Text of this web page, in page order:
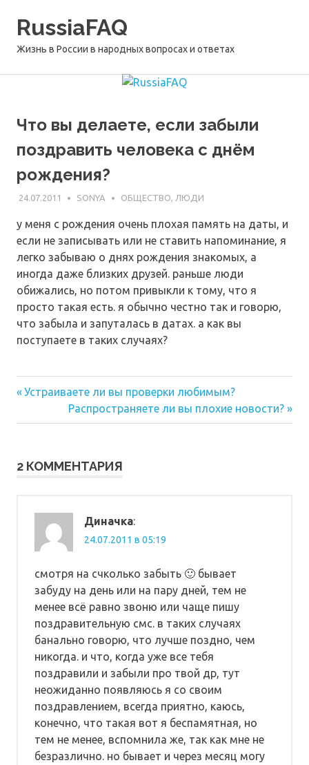
RussiaFAQ
Жизнь в России в народных вопросах и ответах
Что вы делаете, если забыли
поздравить человека с днём
рождения?
24.07.2011 SONYA ОБЩЕСТВО, ЛЮДИ
у меня с рождения очень плохая память на даты, и
если не записывать или не ставить напоминание, я
легко забываю о днях рождения знакомых, а
иногда даже близких друзей. раньше люди
обижались, но потом привыкли к тому, что я
просто такая есть. я обычно честно так и говорю,
что забыла и запуталась в датах. а как вы
поступаете в таких случаях?
Навигация
по
Предыдущая
Устраиваете ли вы проверки любимым?
Следующая
запись:
Распространяете ли вы плохие новости?
2 КОММЕНТАРИЯ
Диначка:
24.07.2011 в 05:19
смотря на счколько забыть 🙂 бывает
забуду на день или на пару дней, тем не
менее всё равно звоню или чаще пишу
поздравительную смс. в таких случаях
банально говорю, что лучше поздно, чем
никогда. и что, когда уже все тебя
поздравили и забыли про твой др, тут
неожиданно появляюсь я со своим
поздравлением, всегда приятно, каюсь,
конечно, что такая вот я беспамятная, но
тем не менее, вспомнила же, так как мне не
безразлично. но бывает и через месяц могу